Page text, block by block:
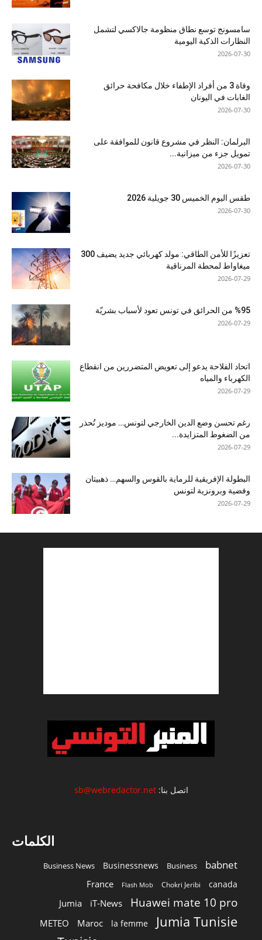
سامسونج توسع نطاق منظومة جالاكسي لتشمل
النظارات الذكية اليومية
2026-07-30
وفاة 3 من أفراد الإطفاء خلال مكافحة حرائق
الغابات في اليونان
2026-07-30
البرلمان: النظر في مشروع قانون للموافقة على
تمويل جزء من ميزانية...
2026-07-30
طقس اليوم الخميس 30 جويلية 2026
2026-07-30
تعزيزًا للأمن الطاقي: مولد كهربائي جديد يضيف 300
ميغاواط لمحطة المرناقية
2026-07-29
%95 من الحرائق في تونس تعود لأسباب بشريّة
2026-07-29
اتحاد الفلاحة يدعو إلى تعويض المتضررين من انقطاع
الكهرباء والمياه
2026-07-29
رغم تحسن وضع الدين الخارجي لتونس… موديز تُحذر
من الضغوط المتزايدة...
2026-07-29
البطولة الإفريقية للرماية بالقوس والسهم… ذهبيتان
وفضية وبرونزية لتونس
2026-07-29
اتصل بنا:sb@webredactor.net
الكلمات
babnet
Business
Businessnews
Business News
canada
Chokri Jeribi
Flash Mob
France
Huawei mate 10 pro
iT-News
Jumia
Jumia Tunisie
la femme
Maroc
METEO